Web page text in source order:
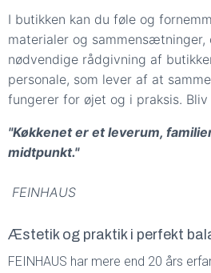
I butikken kan du føle og
materialer og sammensætninger,
nødvendige rådgivning af
personale, som lever af at
fungerer for øjet og i praksis.
"Køkkenet er et leverum,
midtpunkt."
FEINHAUS
Æstetik og praktik i perfekt
FEINHAUS har mere end 20 års